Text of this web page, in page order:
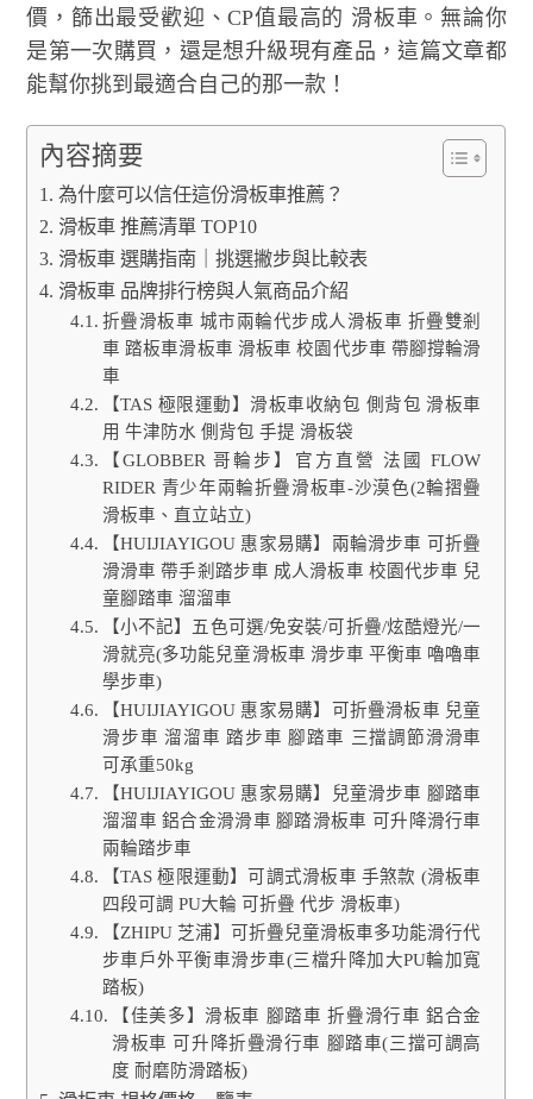
價，篩出最受歡迎、CP值最高的 滑板車。無論你
是第一次購買，還是想升級現有產品，這篇文章都
能幫你挑到最適合自己的那一款！
內容摘要
為什麼可以信任這份滑板車推薦？
滑板車 推薦清單 TOP10
滑板車 選購指南｜挑選撇步與比較表
滑板車 品牌排行榜與人氣商品介紹
折疊滑板車 城市兩輪代步成人滑板車 折疊雙剎
車 踏板車滑板車 滑板車 校園代步車 帶腳撐輪滑
車
【TAS 極限運動】滑板車收納包 側背包 滑板車
用 牛津防水 側背包 手提 滑板袋
【GLOBBER 哥輪步】官方直營 法國 FLOW
RIDER 青少年兩輪折疊滑板車-沙漠色(2輪摺疊
滑板車、直立站立)
【HUIJIAYIGOU 惠家易購】兩輪滑步車 可折疊
滑滑車 帶手剎踏步車 成人滑板車 校園代步車 兒
童腳踏車 溜溜車
【小不記】五色可選/免安裝/可折疊/炫酷燈光/一
滑就亮(多功能兒童滑板車 滑步車 平衡車 嚕嚕車
學步車)
【HUIJIAYIGOU 惠家易購】可折疊滑板車 兒童
滑步車 溜溜車 踏步車 腳踏車 三擋調節滑滑車
可承重50kg
【HUIJIAYIGOU 惠家易購】兒童滑步車 腳踏車
溜溜車 鋁合金滑滑車 腳踏滑板車 可升降滑行車
兩輪踏步車
【TAS 極限運動】可調式滑板車 手煞款 (滑板車
四段可調 PU大輪 可折疊 代步 滑板車)
【ZHIPU 芝浦】可折疊兒童滑板車多功能滑行代
步車戶外平衡車滑步車(三檔升降加大PU輪加寬
踏板)
【佳美多】滑板車 腳踏車 折疊滑行車 鋁合金
滑板車 可升降折疊滑行車 腳踏車(三擋可調高
度 耐磨防滑踏板)